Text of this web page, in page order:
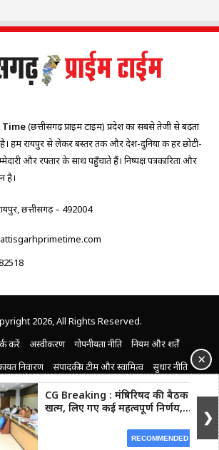
Time(छत्तीसगढ़ प्राइम टाइम) प्रदेश का सबसे तेजी से बढ़ता
है। हम रायपुर से लेकर बस्तर तक और देश-दुनिया की हर छोटी-
और रफ्तार के साथ पहुँचाते हैं। निष्पक्ष पत्रकारिता और
है।
छत्तीसगढ़ – 492004
2026, All Rights Reserved.
करें अस्वीकरण गोपनीयता नीति
नियम और शर्तें
निवारण संपादकीय टीम और स्वामित्व सुधार नीति
FacebookYouTubeInstagram
×
CG Breaking : मंत्रिपरिषद की बैठक
खत्म, लिए गए कई महत्वपूर्ण निर्णय,...
RECOMMENDED
❯